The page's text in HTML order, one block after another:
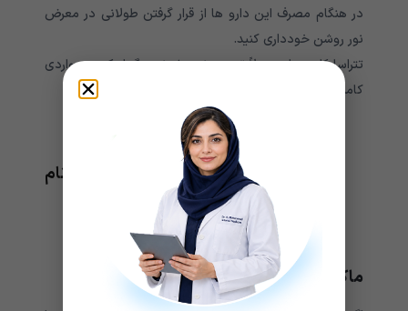
در هنگام مصرف این دارو ها از قرار گرفتن طولانی در معرض
نور روشن خودداری کنید.
تتراسایکلین ها معمولاً توصیه نمی شوند، مگر اینکه در مواردی
کاملاً ضروری باشند:
افراد مبتلا به بیماری کلیوی
افراد مبتلا به بیماری کبد
مبتلایان به بیماری خود ایمنی به نام
کودکان زیر 12 سال
زنان باردار یا شیرده
ماکرولیدها